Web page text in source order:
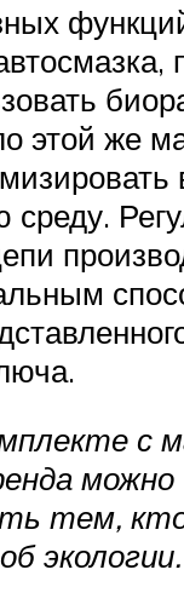
этой же
с
можно
тем,
экологии.